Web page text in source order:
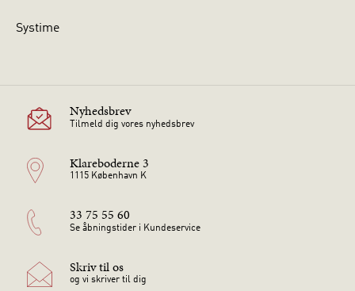
Systime
Nyhedsbrev
Tilmeld dig vores nyhedsbrev
Klareboderne 3
1115 København K
33 75 55 60
Se åbningstider i Kundeservice
Skriv til os
og vi skriver til dig